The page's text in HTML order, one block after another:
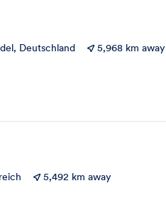
Deutschland
5,968 km away
5,492 km away